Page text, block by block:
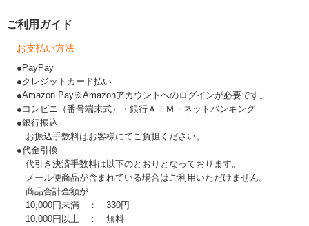
ご利用ガイド
お支払い方法
●PayPay
●クレジットカード払い
●Amazon Pay※Amazonアカウントへのログインが必要です。
●コンビニ（番号端末式）・銀行ＡＴＭ・ネットバンキング
●銀行振込
お振込手数料はお客様にてご負担ください。
●代金引換
代引き決済手数料は以下のとおりとなっております。
メール便商品が含まれている場合はご利用いただけません。
商品合計金額が
10,000円未満 ： 330円
10,000円以上 ： 無料